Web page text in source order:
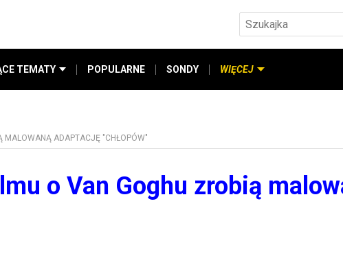
TEMATY POPULARNE SONDY WIĘCEJ
MALOWANĄ ADAPTACJĘ "CHŁOPÓW"
o Van Goghu zrobią